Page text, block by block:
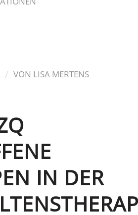
/ VON LISA MERTENS
IN DER